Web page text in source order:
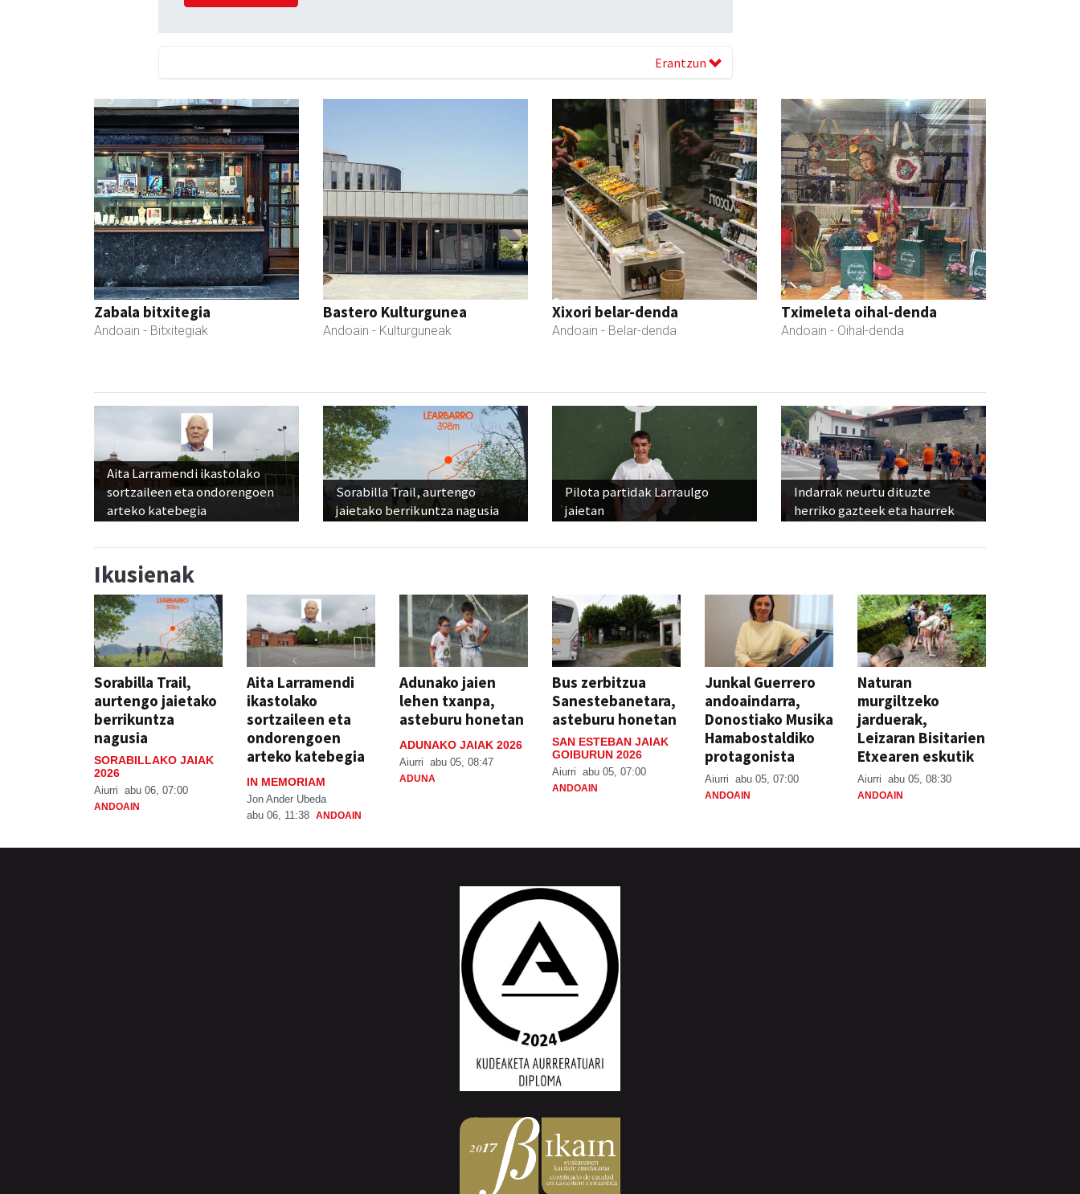
Erantzun
Zabala bitxitegia
Andoain - Bitxitegiak
Bastero Kulturgunea
Andoain - Kulturguneak
Xixori belar-denda
Andoain - Belar-denda
Tximeleta oihal-denda
Andoain - Oihal-denda
Aita Larramendi ikastolako
sortzaileen eta ondorengoen
arteko katebegia
Sorabilla Trail, aurtengo
jaietako berrikuntza nagusia
Pilota partidak Larraulgo
jaietan
Indarrak neurtu dituzte
herriko gazteek eta haurrek
Ikusienak
Sorabilla Trail,
aurtengo jaietako
berrikuntza
nagusia
SORABILLAKO JAIAK
2026
Aiurri abu 06, 07:00
ANDOAIN
Aita Larramendi
ikastolako
sortzaileen eta
ondorengoen
arteko katebegia
IN MEMORIAM
Jon Ander Ubeda
abu 06, 11:38 ANDOAIN
Adunako jaien
lehen txanpa,
asteburu honetan
ADUNAKO JAIAK 2026
Aiurri abu 05, 08:47
ADUNA
Bus zerbitzua
Sanestebanetara,
asteburu honetan
SAN ESTEBAN JAIAK
GOIBURUN 2026
Aiurri abu 05, 07:00
ANDOAIN
Junkal Guerrero
andoaindarra,
Donostiako Musika
Hamabostaldiko
protagonista
Aiurri abu 05, 07:00
ANDOAIN
Naturan
murgiltzeko
jarduerak,
Leizaran Bisitarien
Etxearen eskutik
Aiurri abu 05, 08:30
ANDOAIN